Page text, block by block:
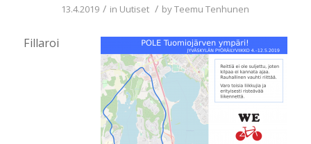
13.4.2019 / in Uutiset / byTeemu Tenhunen
Fillaroi